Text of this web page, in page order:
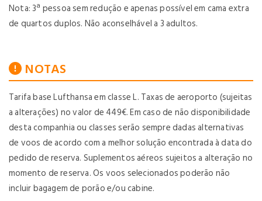
Nota: 3ª pessoa sem redução e apenas possível em cama extra
de quartos duplos. Não aconselhável a 3 adultos.
NOTAS
Tarifa base Lufthansa em classe L. Taxas de aeroporto (sujeitas
a alterações) no valor de 449€. Em caso de não disponibilidade
desta companhia ou classes serão sempre dadas alternativas
de voos de acordo com a melhor solução encontrada à data do
pedido de reserva. Suplementos aéreos sujeitos a alteração no
momento de reserva. Os voos selecionados poderão não
incluir bagagem de porão e/ou cabine.